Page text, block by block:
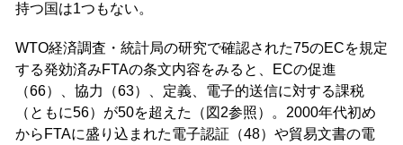
持つ国は1つもない。
WTO経済調査・統計局の研究で確認された75のECを規定
する発効済みFTAの条文内容をみると、ECの促進
（66）、協力（63）、定義、電子的送信に対する課税
（ともに56）が50を超えた（図2参照）。2000年代初め
からFTAに盛り込まれた電子認証（48）や貿易文書の電